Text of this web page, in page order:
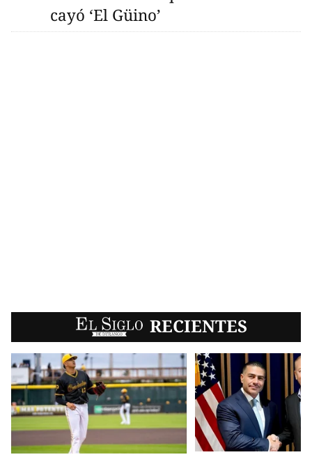
cayó ‘El Güino’
EL SIGLO RECIENTES